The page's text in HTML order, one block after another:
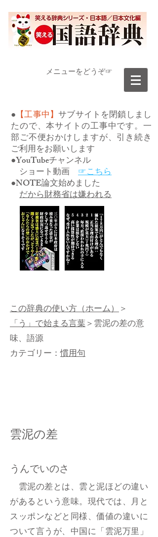
​メニューをどうぞ☞
● 【工事中】サブサイトを閉鎖しまし
たので、本サイトの工事中です。一
部ご不便おかけしますが、引き続き
ご利用をお願いします
●YouTubeチャンネル
ショート動画 ☞こちら
●NOTE論文始めました
だから財務省は嫌われる
この辞典の使い方（ホーム）＞
「う」で始まる言葉＞雲泥の差の意
味、語源
カテゴリー：慣用句
雲泥の差
うんでいのさ
雲泥の差とは、雲と泥ほどの違い
があるという意味。現代では、月と
スッポンなどと同様、価値の違いに
ついて言うが、中国に「雲泥万里」